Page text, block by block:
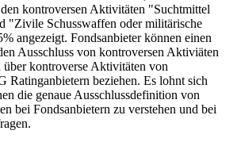
kontroversen Aktivitäten "Suchtmittel
"Zivile Schusswaffen oder militärische
angezeigt. Fondsanbieter können einen
Ausschluss von kontroversen Aktiviäten
über kontroverse Aktivitäten von
Ratinganbietern beziehen. Es lohnt sich
die genaue Ausschlussdefinition von
bei Fondsanbietern zu verstehen und bei